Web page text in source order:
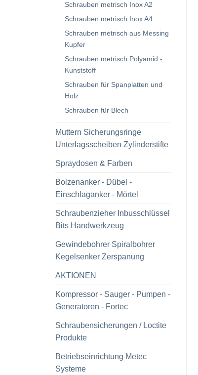
Schrauben metrisch Inox A2
Schrauben metrisch Inox A4
Schrauben metrisch aus Messing
Kupfer
Schrauben metrisch Polyamid -
Kunststoff
Schrauben für Spanplatten und
Holz
Schrauben für Blech
Muttern Sicherungsringe
Unterlagsscheiben Zylinderstifte
Spraydosen & Farben
Bolzenanker - Dübel -
Einschlaganker - Mörtel
Schraubenzieher Inbusschlüssel
Bits Handwerkzeug
Gewindebohrer Spiralbohrer
Kegelsenker Zerspanung
AKTIONEN
Kompressor - Sauger - Pumpen -
Generatoren - Fortec
Schraubensicherungen / Loctite
Produkte
Betriebseinrichtung Metec
Systeme